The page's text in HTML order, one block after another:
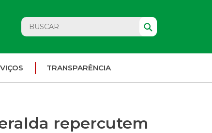
TRANSPARÊNCIA
repercutem